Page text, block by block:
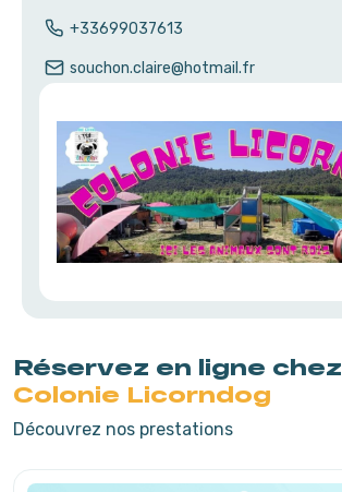
+33699037613
souchon.claire@hotmail.fr
Réservez en ligne chez
Colonie Licorndog
Découvrez nos prestations